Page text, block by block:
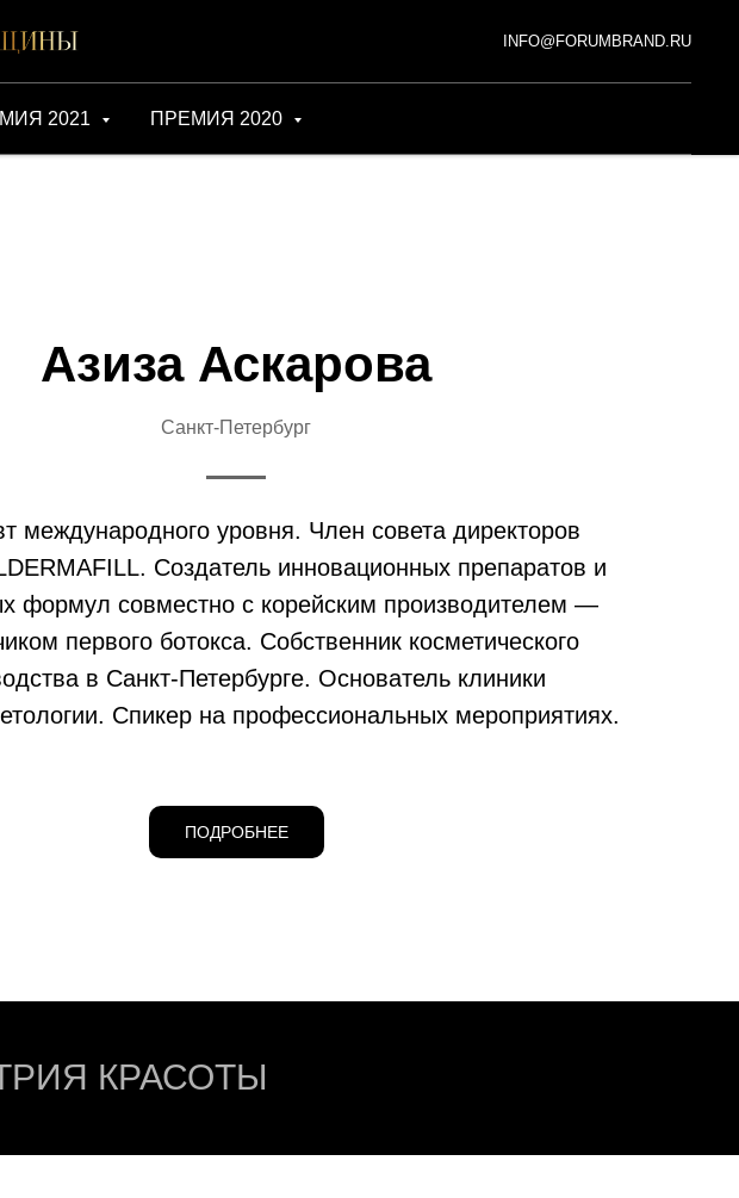
INFO@FORUMBRAND.RU
2021 ПРЕМИЯ 2020
Азиза Аскарова
Санкт-Петербург
международного уровня. Член совета директоров
Создатель инновационных препаратов и
формул совместно с корейским производителем —
первого ботокса. Собственник косметического
в Санкт-Петербурге. Основатель клиники
Спикер на профессиональных мероприятиях.
ПОДРОБНЕЕ
КРАСОТЫ